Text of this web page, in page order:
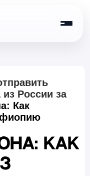
России за
Как
Как